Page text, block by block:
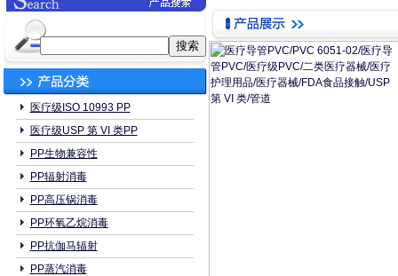
医疗级ISO 10993 PP
医疗级USP 第 VI 类PP
PP生物兼容性
PP辐射消毒
PP高压锅消毒
PP环氧乙烷消毒
PP抗伽马辐射
PP蒸汽消毒